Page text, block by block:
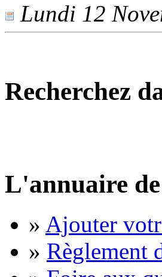
Lundi 12
Recherchez
L'annuaire
» Ajouter
» Règlement